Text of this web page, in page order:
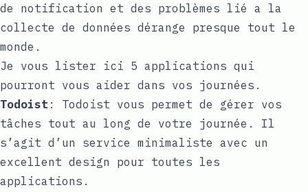
de notification et des problèmes lié a la
collecte de données dérange presque tout le
monde.
Je vous lister ici 5 applications qui
pourront vous aider dans vos journées.
Todoist : Todoist vous permet de gérer vos
tâches tout au long de votre journée. Il
s’agit d’un service minimaliste avec un
excellent design pour toutes les
applications.